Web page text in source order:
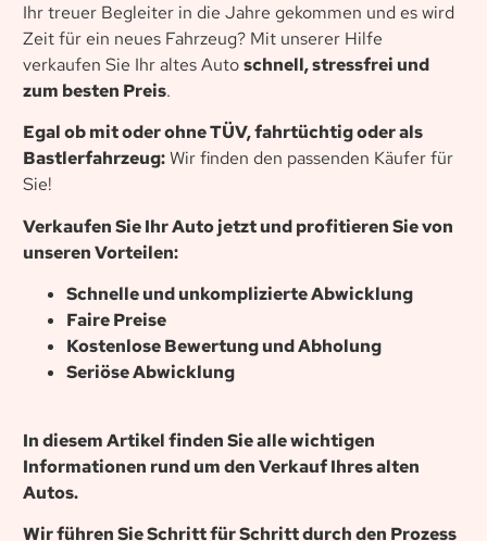
Ihr treuer Begleiter in die Jahre gekommen und es wird
Zeit für ein neues Fahrzeug? Mit unserer Hilfe
verkaufen Sie Ihr altes Autoschnell, stressfrei und
zum besten Preis.
Egal ob mit oder ohne TÜV, fahrtüchtig oder als
Bastlerfahrzeug:Wir finden den passenden Käufer für
Sie!
Verkaufen Sie Ihr Auto jetzt und profitieren Sie von
unseren Vorteilen:
Schnelle und unkomplizierte Abwicklung
Faire Preise
Kostenlose Bewertung und Abholung
Seriöse Abwicklung
In diesem Artikel finden Sie alle wichtigen
Informationen rund um den Verkauf Ihres alten
Autos.
Wir führen Sie Schritt für Schritt durch den Prozess